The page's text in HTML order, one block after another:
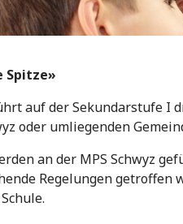
Spitze»
auf der Sekundarstufe I
oder umliegenden
an der MPS Schwyz
Regelungen